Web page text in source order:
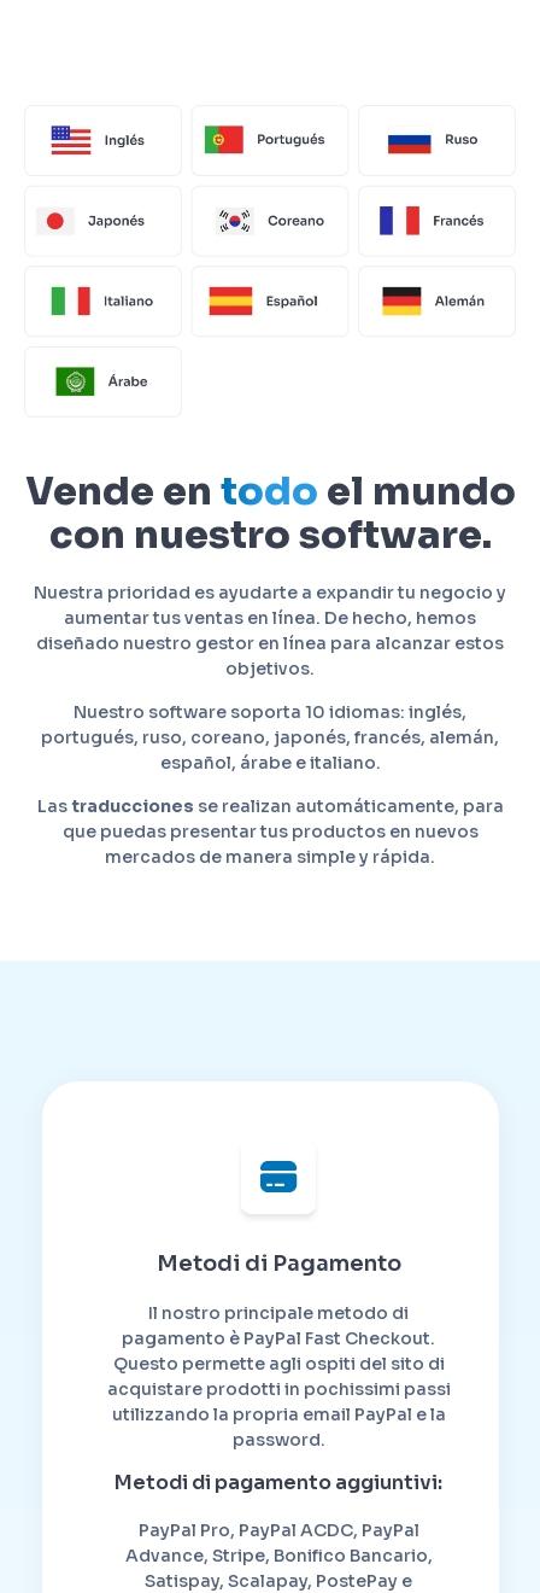
Vende en todo el mundo
con nuestro software.
Nuestra prioridad es ayudarte a expandir tu negocio y
aumentar tus ventas en línea. De hecho, hemos
diseñado nuestro gestor en línea para alcanzar estos
objetivos.
Nuestro software soporta 10 idiomas: inglés,
portugués, ruso, coreano, japonés, francés, alemán,
español, árabe e italiano.
Lastraducciones se realizan automáticamente, para
que puedas presentar tus productos en nuevos
mercados de manera simple y rápida.
Metodi di Pagamento
Il nostro principale metodo di
pagamento è PayPal Fast Checkout.
Questo permette agli ospiti del sito di
acquistare prodotti in pochissimi passi
utilizzando la propria email PayPal e la
password.
Metodi di pagamento aggiuntivi:
PayPal Pro, PayPal ACDC, PayPal
Advance, Stripe, Bonifico Bancario,
Satispay, Scalapay, PostePay e